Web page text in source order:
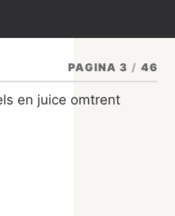
PAGINA 3 / 46
en juice omtrent